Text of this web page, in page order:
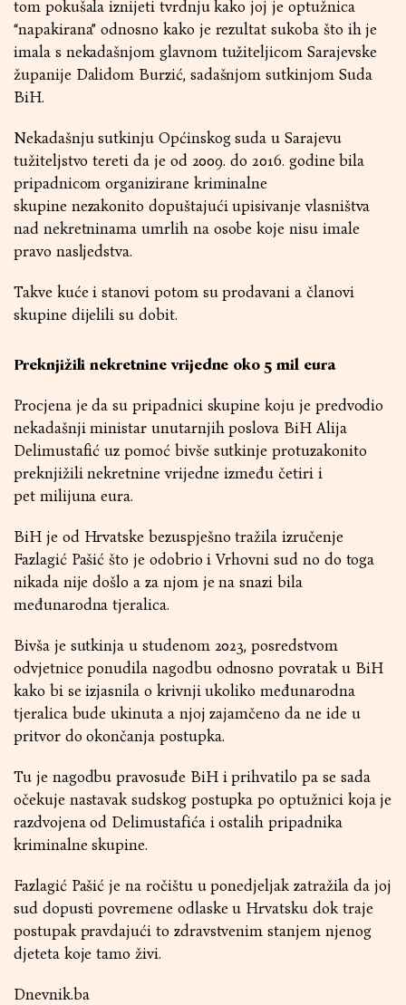
tom pokušala iznijeti tvrdnju kako joj je optužnica
“napakirana” odnosno kako je rezultat sukoba što ih je
imala s nekadašnjom glavnom tužiteljicom Sarajevske
županije Dalidom Burzić, sadašnjom sutkinjom Suda
BiH.
Nekadašnju sutkinju Općinskog suda u Sarajevu
tužiteljstvo tereti da je od 2009. do 2016. godine bila
pripadnicom organizirane kriminalne
skupine nezakonito dopuštajući upisivanje vlasništva
nad nekretninama umrlih na osobe koje nisu imale
pravo nasljedstva.
Takve kuće i stanovi potom su prodavani a članovi
skupine dijelili su dobit.
Preknjižili nekretnine vrijedne oko 5 mil eura
Procjena je da su pripadnici skupine koju je predvodio
nekadašnji ministar unutarnjih poslova BiH Alija
Delimustafić uz pomoć bivše sutkinje protuzakonito
preknjižili nekretnine vrijedne između četiri i
pet milijuna eura.
BiH je od Hrvatske bezuspješno tražila izručenje
Fazlagić Pašić što je odobrio i Vrhovni sud no do toga
nikada nije došlo a za njom je na snazi bila
međunarodna tjeralica.
Bivša je sutkinja u studenom 2023, posredstvom
odvjetnice ponudila nagodbu odnosno povratak u BiH
kako bi se izjasnila o krivnji ukoliko međunarodna
tjeralica bude ukinuta a njoj zajamčeno da ne ide u
pritvor do okončanja postupka.
Tu je nagodbu pravosuđe BiH i prihvatilo pa se sada
očekuje nastavak sudskog postupka po optužnici koja je
razdvojena od Delimustafića i ostalih pripadnika
kriminalne skupine.
Fazlagić Pašić je na ročištu u ponedjeljak zatražila da joj
sud dopusti povremene odlaske u Hrvatsku dok traje
postupak pravdajući to zdravstvenim stanjem njenog
djeteta koje tamo živi.
Dnevnik.ba